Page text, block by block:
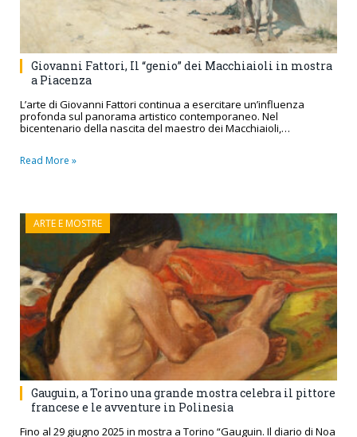
Giovanni Fattori, Il “genio” dei Macchiaioli in mostra
a Piacenza
L’arte di Giovanni Fattori continua a esercitare un’influenza
profonda sul panorama artistico contemporaneo. Nel
bicentenario della nascita del maestro dei Macchiaioli,…
Read More »
ARTE E MOSTRE
Gauguin, a Torino una grande mostra celebra il pittore
francese e le avventure in Polinesia
Fino al 29 giugno 2025 in mostra a Torino “Gauguin. Il diario di Noa